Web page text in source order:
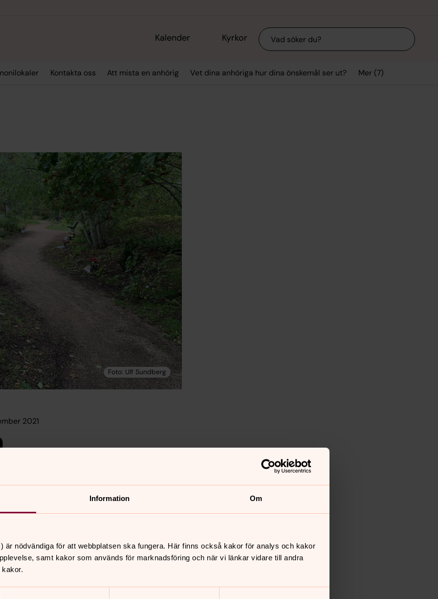
Information Om
är nödvändiga för att webbplatsen ska fungera. Här finns också kakor för analys och kakor
samt kakor som används för marknadsföring och när vi länkar vidare till andra
Kalender Kyrkor Sök
Kontakta oss Att mista en anhörig Vet dina anhöriga hur dina önskemål ser ut? Mer (7)
2021
år tagit emot
anlagda området på
Detta gäller